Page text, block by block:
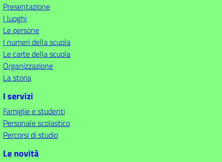
Presentazione
I luoghi
Le persone
I numeri della scuola
Le carte della scuola
Organizzazione
La storia
I servizi
Famiglie e studenti
Personale scolastico
Percorsi di studio
Le novità